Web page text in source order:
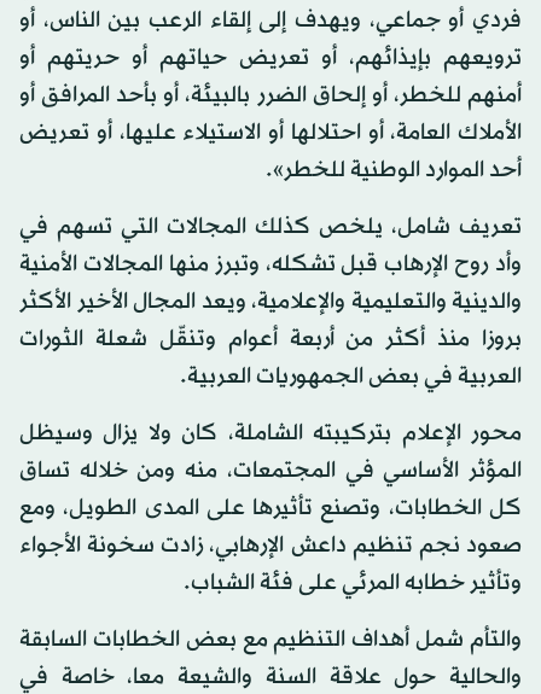
فردي أو جماعي، ويهدف إلى إلقاء الرعب بين الناس، أو
ترويعهم بإيذائهم، أو تعريض حياتهم أو حريتهم أو
أمنهم للخطر، أو إلحاق الضرر بالبيئة، أو بأحد المرافق أو
الأملاك العامة، أو احتلالها أو الاستيلاء عليها، أو تعريض
أحد الموارد الوطنية للخطر».
تعريف شامل، يلخص كذلك المجالات التي تسهم في
وأد روح الإرهاب قبل تشكله، وتبرز منها المجالات الأمنية
والدينية والتعليمية والإعلامية، ويعد المجال الأخير الأكثر
بروزا منذ أكثر من أربعة أعوام وتنقّل شعلة الثورات
العربية في بعض الجمهوريات العربية.
محور الإعلام بتركيبته الشاملة، كان ولا يزال وسيظل
المؤثر الأساسي في المجتمعات، منه ومن خلاله تساق
كل الخطابات، وتصنع تأثيرها على المدى الطويل، ومع
صعود نجم تنظيم داعش الإرهابي، زادت سخونة الأجواء
وتأثير خطابه المرئي على فئة الشباب.
والتأم شمل أهداف التنظيم مع بعض الخطابات السابقة
والحالية حول علاقة السنة والشيعة معا، خاصة في